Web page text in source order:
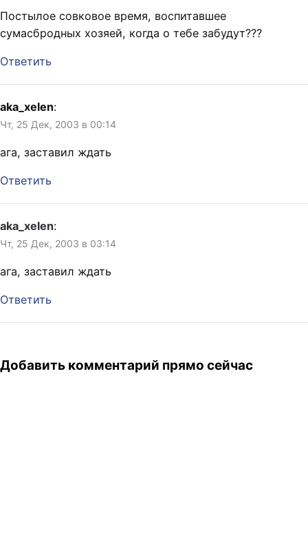
Постылое совковое время, воспитавшее
сумасбродных хозяей, когда о тебе забудут???
Ответить
aka_xelen:
Чт, 25 Дек, 2003 в 00:14
ага, заставил ждать
Ответить
aka_xelen:
Чт, 25 Дек, 2003 в 03:14
ага, заставил ждать
Ответить
Добавить комментарий прямо сейчас